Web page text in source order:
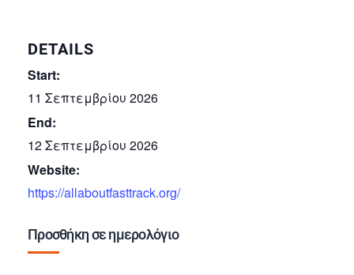
DETAILS
Start:
11 Σεπτεμβρίου 2026
End:
12 Σεπτεμβρίου 2026
Website:
https://allaboutfasttrack.org/
Προσθήκη σε ημερολόγιο